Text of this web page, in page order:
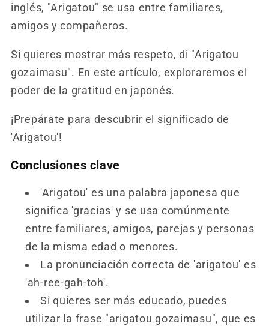
inglés, "Arigatou" se usa entre familiares,
amigos y compañeros.
Si quieres mostrar más respeto, di "Arigatou
gozaimasu". En este artículo, exploraremos el
poder de la gratitud en japonés.
¡Prepárate para descubrir el significado de
'Arigatou'!
Conclusiones clave
'Arigatou' es una palabra japonesa que
significa 'gracias' y se usa comúnmente
entre familiares, amigos, parejas y personas
de la misma edad o menores.
La pronunciación correcta de 'arigatou' es
'ah-ree-gah-toh'.
Si quieres ser más educado, puedes
utilizar la frase "arigatou gozaimasu", que es